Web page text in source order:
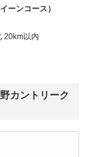
ーンコース）
20km以内
カントリーク